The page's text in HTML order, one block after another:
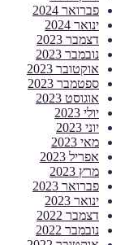
פברואר 2024
ינואר 2024
דצמבר 2023
נובמבר 2023
אוקטובר 2023
ספטמבר 2023
אוגוסט 2023
יולי 2023
יוני 2023
מאי 2023
אפריל 2023
מרץ 2023
פברואר 2023
ינואר 2023
דצמבר 2022
נובמבר 2022